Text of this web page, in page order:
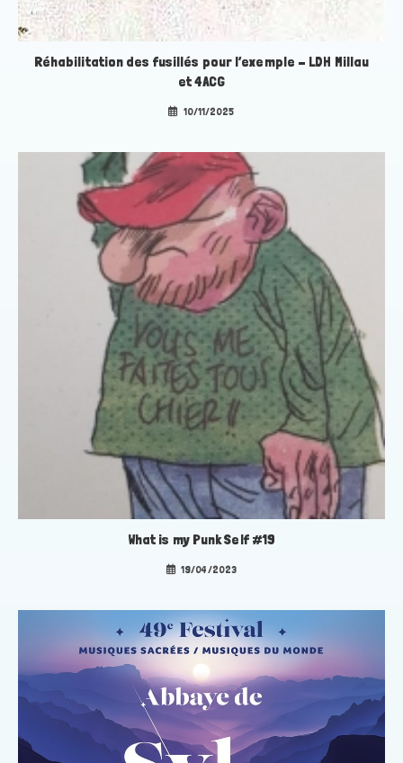
Réhabilitation des fusillés pour l’exemple – LDH Millau
et 4ACG
10/11/2025
What is my Punk Self #19
19/04/2023